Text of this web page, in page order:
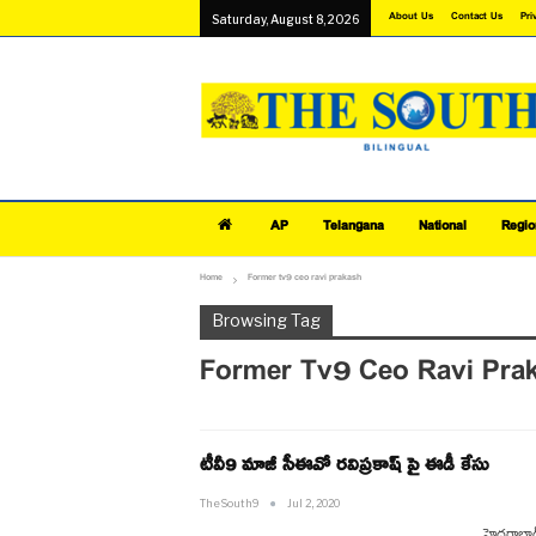
Saturday, August 8, 2026 About Us Contact Us
AP Telangana National
Home Former tv9 ceo ravi prakash
Browsing Tag
Former Tv9 Ceo Ravi
టీవీ9 మాజీ సీఈవో రవిప్రకాష్ పై ఈడీ కేసు
TheSouth9 Jul 2, 2020